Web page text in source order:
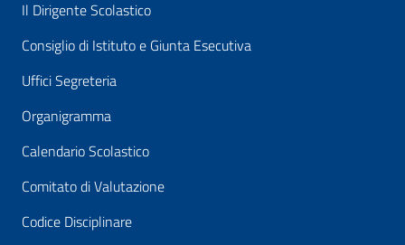
Il Dirigente Scolastico
Consiglio di Istituto e Giunta Esecutiva
Uffici Segreteria
Organigramma
Calendario Scolastico
Comitato di Valutazione
Codice Disciplinare